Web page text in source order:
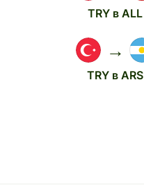
TRY в ALL
→
TRY в ARS